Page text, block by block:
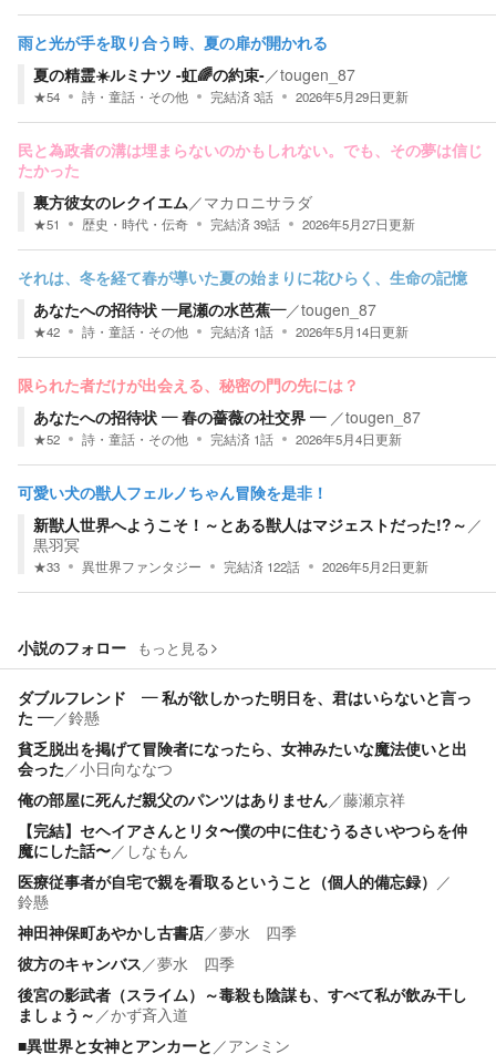
雨と光が手を取り合う時、夏の扉が開かれる
夏の精霊☀️ルミナツ -虹🌈の約束-／tougen_87
★54 詩・童話・その他 完結済3話 2026年5月29日更新
民と為政者の溝は埋まらないのかもしれない。でも、その夢は信じ
たかった
裏方彼女のレクイエム／マカロニサラダ
★51 歴史・時代・伝奇 完結済39話 2026年5月27日更新
それは、冬を経て春が導いた夏の始まりに花ひらく、生命の記憶
あなたへの招待状 ―尾瀬の水芭蕉―／tougen_87
★42 詩・童話・その他 完結済 1話 2026年5月14日更新
限られた者だけが出会える、秘密の門の先には？
あなたへの招待状 ― 春の薔薇の社交界 ― ／tougen_87
★52 詩・童話・その他 完結済 1話 2026年5月4日更新
可愛い犬の獣人フェルノちゃん冒険を是非！
新獣人世界へようこそ！～とある獣人はマジェストだった!?～ ／
黒羽冥
★33 異世界ファンタジー 完結済 122話 2026年5月2日更新
小説のフォロー もっと見る
ダブルフレンド ― 私が欲しかった明日を、君はいらないと言っ
た ―／鈴懸
貧乏脱出を掲げて冒険者になったら、女神みたいな魔法使いと出
会った／小日向ななつ
俺の部屋に死んだ親父のパンツはありません／藤瀬京祥
【完結】セヘイアさんとリタ〜僕の中に住むうるさいやつらを仲
魔にした話〜／ しなもん
医療従事者が自宅で親を看取るということ（個人的備忘録） ／
鈴懸
神田神保町あやかし古書店／夢水 四季
彼方のキャンバス／夢水 四季
後宮の影武者（スライム）～毒殺も陰謀も、すべて私が飲み干し
ましょう～ ／かず斉入道
■異世界と女神とアンカーと ／アンミン